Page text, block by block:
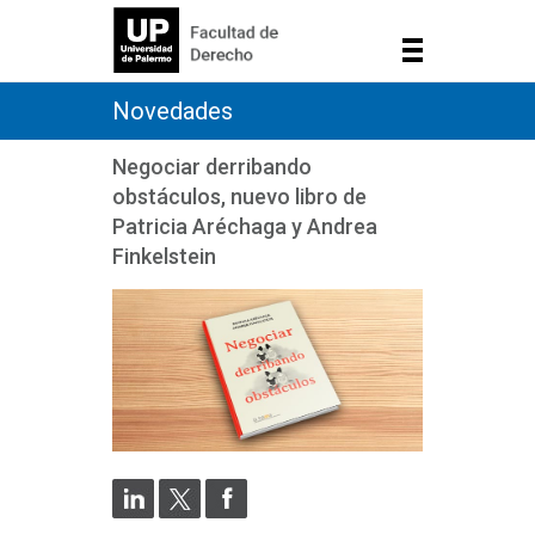
Novedades
Negociar derribando
obstáculos, nuevo libro de
Patricia Aréchaga y Andrea
Finkelstein